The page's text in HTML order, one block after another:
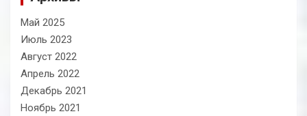
Май 2025
Июль 2023
Август 2022
Апрель 2022
Декабрь 2021
Ноябрь 2021